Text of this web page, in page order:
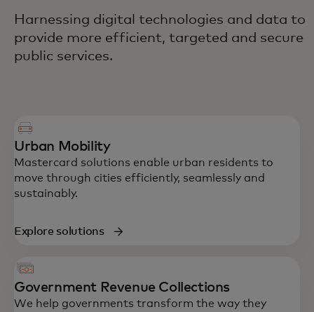
Harnessing digital technologies and data to
provide more efficient, targeted and secure
public services.
Urban Mobility
Mastercard solutions enable urban residents to
move through cities efficiently, seamlessly and
sustainably.
Explore solutions
Government Revenue Collections
We help governments transform the way they